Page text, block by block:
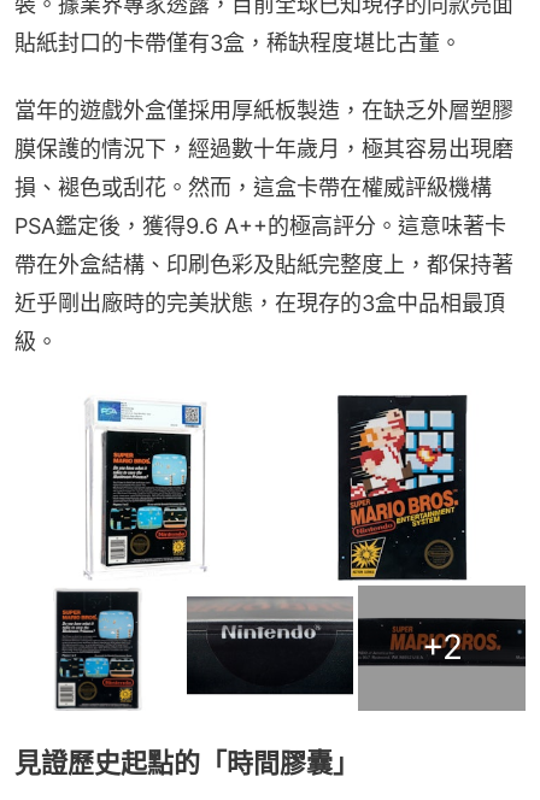
貼紙封口的卡帶僅有3盒，稀缺程度堪比古董。
當年的遊戲外盒僅採用厚紙板製造，在缺乏外層塑膠
膜保護的情況下，經過數十年歲月，極其容易出現磨
損、褪色或刮花。然而，這盒卡帶在權威評級機構
PSA鑑定後，獲得9.6 A++的極高評分。這意味著卡
帶在外盒結構、印刷色彩及貼紙完整度上，都保持著
近乎剛出廠時的完美狀態，在現存的3盒中品相最頂
級。
+2
見證歷史起點的「時間膠囊」